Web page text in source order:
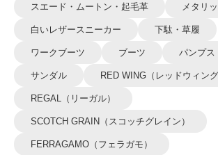
スエード・ムートン・起毛革 メタリ
白いレザースニーカー 下駄・草履
ワークブーツ ブーツ パンプス
サンダル RED WING（レッドウィング
REGAL（リーガル）
SCOTCH GRAIN（スコッチグレイン）
FERRAGAMO（フェラガモ）